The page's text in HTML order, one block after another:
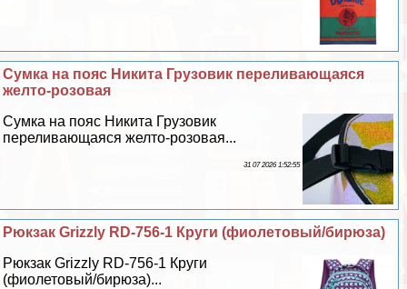
Сумка на пояс Никита Грузовик переливающаяся
желто-розовая
Сумка на пояс Никита Грузовик
переливающаяся желто-розовая...
31 07 2026 1:52:55
Рюкзак Grizzly RD-756-1 Круги (фиолетовый/бирюза)
Рюкзак Grizzly RD-756-1 Круги
(фиолетовый/бирюза)...